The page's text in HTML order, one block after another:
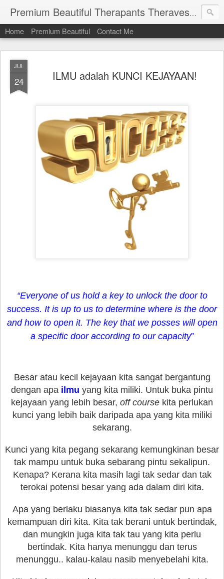
Premium Beautiful Therapants Theravest by Naa Kamaruddin
Home Premium Beautiful Contact Me
JUL
24 ILMU adalah KUNCI KEJAYAAN!
“Everyone of us hold a key to unlock the door to
success. It is up to us to determine where is the door
and how to open it. The key that we posses will open
a specific dooraccording to our capacity”
Besar atau kecil kejayaan kita sangat bergantung
dengan apa ilmu yang kita miliki. Untuk buka pintu
kejayaan yang lebih besar, off course kita perlukan
kunci yang lebih baik daripada apa yang kita miliki
sekarang.
Kunci yang kita pegang sekarang kemungkinan besar
tak mampu untuk buka sebarang pintu sekalipun.
Kenapa? Kerana kita masih lagi tak sedar dan tak
terokai potensi besar yang ada dalam diri kita.
Apa yang berlaku biasanya kita tak sedar pun apa
kemampuan diri kita. Kita tak berani untuk bertindak,
dan mungkin juga kita tak tau yang kita perlu
bertindak. Kita hanya menunggu dan terus
menunggu.. kalau-kalau nasib menyebelahi kita.